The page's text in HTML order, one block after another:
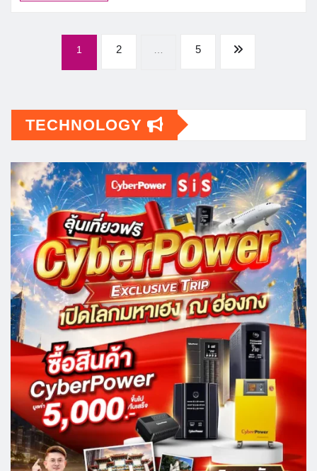
1 2 5
TECHNOLOGY